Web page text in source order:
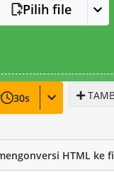
Pilih file
30s
HTML ke